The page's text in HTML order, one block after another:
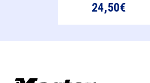
24,50€